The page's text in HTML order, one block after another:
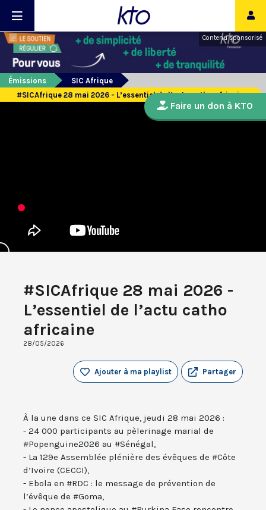
Contenu sponsorisé
Émissions
SIC Afrique
#SICAfrique 28 mai 2026 - L’essentiel de l’actu catho africaine
#SICAfrique 28 mai 2026 -
L’essentiel de l’actu catho
africaine
28/05/2026
Partager
Ajouter à ma playlist
À la une dans ce SIC Afrique, jeudi 28 mai 2026 :
- 24 000 participants au pèlerinage marial de
#Popenguine2026 au #Sénégal,
- La 129e Assemblée plénière des évêques de #Côte
d’Ivoire (CECCI),
- Ebola en #RDC : le message de prévention de
l’évêque de #Goma,
Faire un don à KTO